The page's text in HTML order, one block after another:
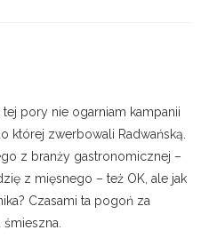
pory nie ogarniam kampanii
której zwerbowali Radwańską.
z branży gastronomicznej –
z mięsnego – też OK, ale jak
Czasami ta pogoń za